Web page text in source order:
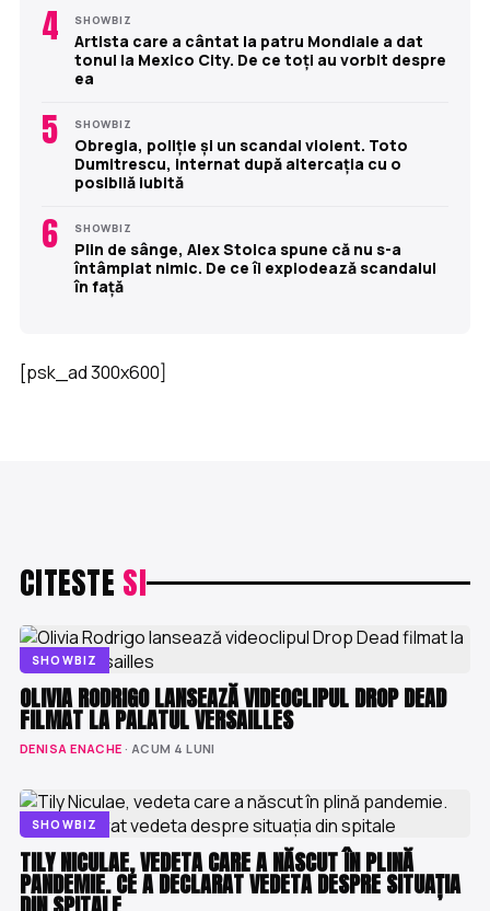
4 SHOWBIZ
Artista care a cântat la patru Mondiale a dat
tonul la Mexico City. De ce toți au vorbit despre
ea
5 SHOWBIZ
Obregia, poliție și un scandal violent. Toto
Dumitrescu, internat după altercația cu o
posibilă iubită
6 SHOWBIZ
Plin de sânge, Alex Stoica spune că nu s-a
întâmplat nimic. De ce îi explodează scandalul
în față
[psk_ad 300x600]
CITESTE SI
SHOWBIZ
OLIVIA RODRIGO LANSEAZĂ VIDEOCLIPUL DROP DEAD
FILMAT LA PALATUL VERSAILLES
DENISA ENACHE · ACUM 4 LUNI
SHOWBIZ
TILY NICULAE, VEDETA CARE A NĂSCUT ÎN PLINĂ
PANDEMIE. CE A DECLARAT VEDETA DESPRE SITUAȚIA